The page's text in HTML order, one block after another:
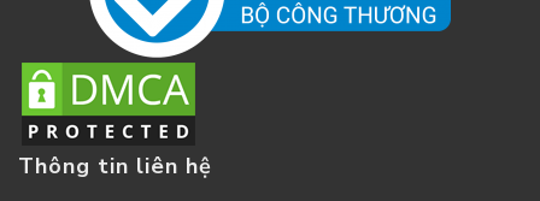
Thông tin liên hệ